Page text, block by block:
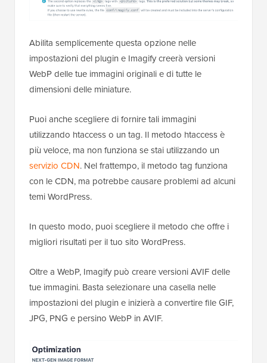
Abilita semplicemente questa opzione nelle
impostazioni del plugin e Imagify creerà versioni
WebP delle tue immagini originali e di tutte le
dimensioni delle miniature.
Puoi anche scegliere di fornire tali immagini
utilizzando htaccess o un tag. Il metodo htaccess è
più veloce, ma non funziona se stai utilizzando un
servizio CDN. Nel frattempo, il metodo tag funziona
con le CDN, ma potrebbe causare problemi ad alcuni
temi WordPress.
In questo modo, puoi scegliere il metodo che offre i
migliori risultati per il tuo sito WordPress.
Oltre a WebP, Imagify può creare versioni AVIF delle
tue immagini. Basta selezionare una casella nelle
impostazioni del plugin e inizierà a convertire file GIF,
JPG, PNG e persino WebP in AVIF.